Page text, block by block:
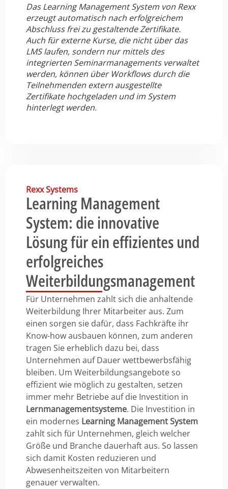
Das Learning Management System von Rexx
erzeugt automatisch nach erfolgreichem
Abschluss frei zu gestaltende Zertifikate.
Auch für externe Kurse, die nicht über das
LMS laufen, sondern nur mittels des
integrierten Seminarmanagements verwaltet
werden, können über Workflows durch die
Teilnehmenden extern ausgestellte
Zertifikate hochgeladen und im System
hinterlegt werden.
Rexx Systems
Learning Management
System: die innovative
Lösung für ein effizientes und
erfolgreiches
Weiterbildungsmanagement
Für Unternehmen zahlt sich die anhaltende
Weiterbildung Ihrer Mitarbeiter aus. Zum
einen sorgen sie dafür, dass Fachkräfte ihr
Know-how ausbauen können, zum anderen
tragen Sie erheblich dazu bei, dass
Unternehmen auf Dauer wettbewerbsfähig
bleiben. Um Weiterbildungsangebote so
effizient wie möglich zu gestalten, setzen
immer mehr Betriebe auf die Investition in
Lernmanagementsysteme. Die Investition in
ein modernes Learning Management System
zahlt sich für Unternehmen, gleich welcher
Größe und Branche dauerhaft aus. So lassen
sich damit Kosten reduzieren und
Abwesenheitszeiten von Mitarbeitern
genauer verwalten.